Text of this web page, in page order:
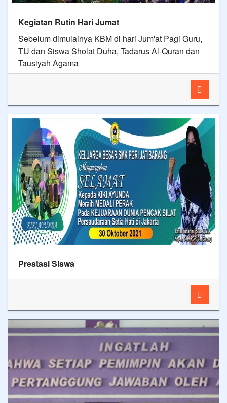
Kegiatan Rutin Hari Jumat
Sebelum dimulainya KBM di hari Jum'at Pagi Guru,
TU dan Siswa Sholat Duha, Tadarus Al-Quran dan
Tausiyah Agama
Prestasi Siswa